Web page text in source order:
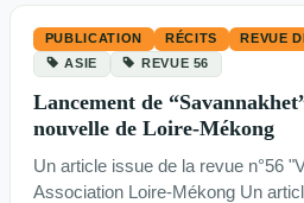
PUBLICATION RÉCITS
REVUE
ASIE
REVUE 56
Lancement de
nouvelle de Loire-Mékong
Un article issue de la revue n°56
Association Loire-Mékong Un